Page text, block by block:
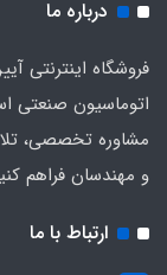
درباره ما
فروشگاه اینترنتی
اتوماسیون صنعتی
مشاوره تخصصی،
و مهندسان فراهم
ارتباط با ما